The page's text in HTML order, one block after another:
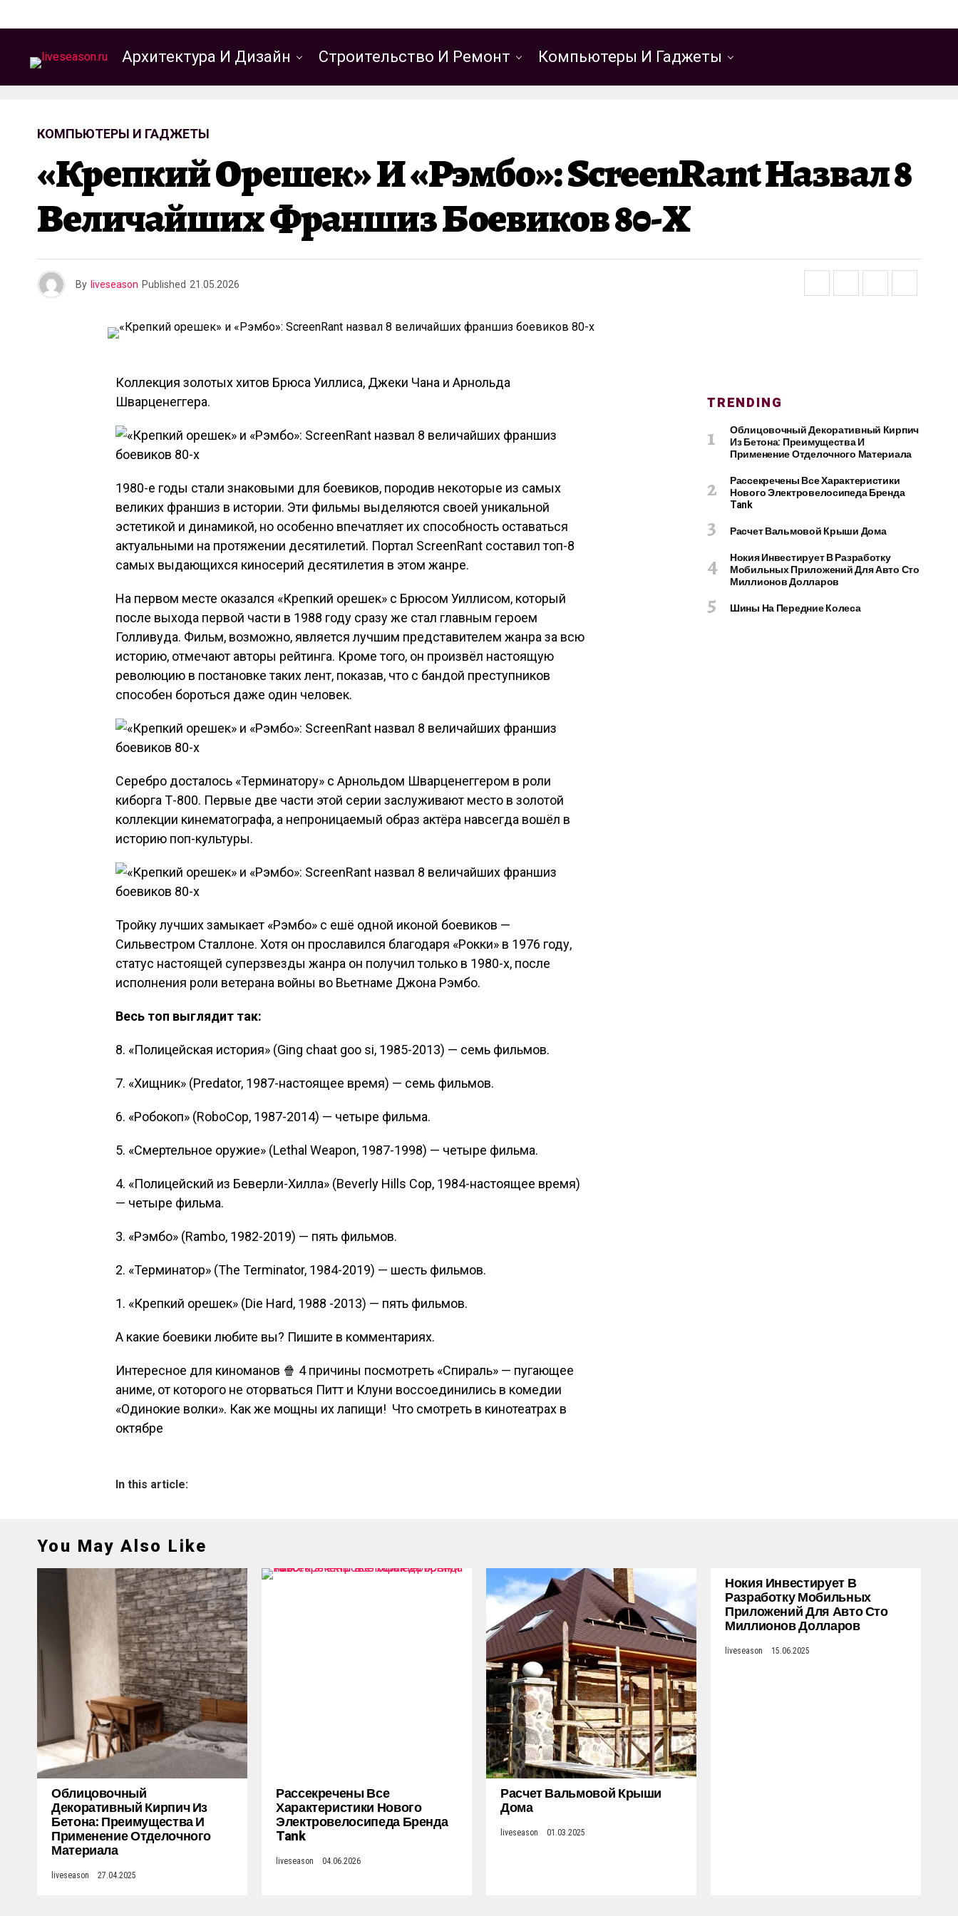
Архитектура И Дизайн Строительство И Ремонт Компьютеры И Гаджеты
КОМПЬЮТЕРЫ И ГАДЖЕТЫ
«Крепкий Орешек» И «Рэмбо»: ScreenRant Назвал 8
Величайших Франшиз Боевиков 80-Х
By liveseason Published 21.05.2026
Коллекция золотых хитов Брюса Уиллиса, Джеки Чана и Арнольда
Шварценеггера.
1980-е годы стали знаковыми для боевиков, породив некоторые из самых
великих франшиз в истории. Эти фильмы выделяются своей уникальной
эстетикой и динамикой, но особенно впечатляет их способность оставаться
актуальными на протяжении десятилетий. Портал ScreenRant составил топ-8
самых выдающихся киносерий десятилетия в этом жанре.
На первом месте оказался «Крепкий орешек» с Брюсом Уиллисом, который
после выхода первой части в 1988 году сразу же стал главным героем
Голливуда. Фильм, возможно, является лучшим представителем жанра за всю
историю, отмечают авторы рейтинга. Кроме того, он произвёл настоящую
революцию в постановке таких лент, показав, что с бандой преступников
способен бороться даже один человек.
Серебро досталось «Терминатору» с Арнольдом Шварценеггером в роли
киборга Т-800. Первые две части этой серии заслуживают место в золотой
коллекции кинематографа, а непроницаемый образ актёра навсегда вошёл в
историю поп-культуры.
Тройку лучших замыкает «Рэмбо» с ешё одной иконой боевиков —
Сильвестром Сталлоне. Хотя он прославился благодаря «Рокки» в 1976 году,
статус настоящей суперзвезды жанра он получил только в 1980-х, после
исполнения роли ветерана войны во Вьетнаме Джона Рэмбо.
Весь топ выглядит так:
8. «Полицейская история» (Ging chaat goo si, 1985-2013) — семь фильмов.
7. «Хищник» (Predator, 1987-настоящее время) — семь фильмов.
6. «Робокоп» (RoboCop, 1987-2014) — четыре фильма.
5. «Смертельное оружие» (Lethal Weapon, 1987-1998) — четыре фильма.
4. «Полицейский из Беверли-Хилла» (Beverly Hills Cop, 1984-настоящее время)
— четыре фильма.
3. «Рэмбо» (Rambo, 1982-2019) — пять фильмов.
2. «Терминатор» (The Terminator, 1984-2019) — шесть фильмов.
1. «Крепкий орешек» (Die Hard, 1988 -2013) — пять фильмов.
А какие боевики любите вы? Пишите в комментариях.
Интересное для киноманов 🍿 4 причины посмотреть «Спираль» — пугающее
аниме, от которого не оторваться Питт и Клуни воссоединились в комедии
«Одинокие волки». Как же мощны их лапищи! Что смотреть в кинотеатрах в
октябре
In this article:
TRENDING
Облицовочный Декоративный Кирпич
Из Бетона: Преимущества И
Применение Отделочного Материала
Рассекречены Все Характеристики
Нового Электровелосипеда Бренда
Tank
Расчет Вальмовой Крыши Дома
Нокия Инвестирует В Разработку
Мобильных Приложений Для Авто Сто
Миллионов Долларов
Шины На Передние Колеса
You May Also Like
Облицовочный
Декоративный Кирпич Из
Бетона: Преимущества И
Применение Отделочного
Материала
liveseason 27.04.2025
Рассекречены Все
Характеристики Нового
Электровелосипеда Бренда
Tank
liveseason 04.06.2026
Расчет Вальмовой Крыши
Дома
liveseason 01.03.2025
Нокия Инвестирует В
Разработку Мобильных
Приложений Для Авто Сто
Миллионов Долларов
liveseason 15.06.2025